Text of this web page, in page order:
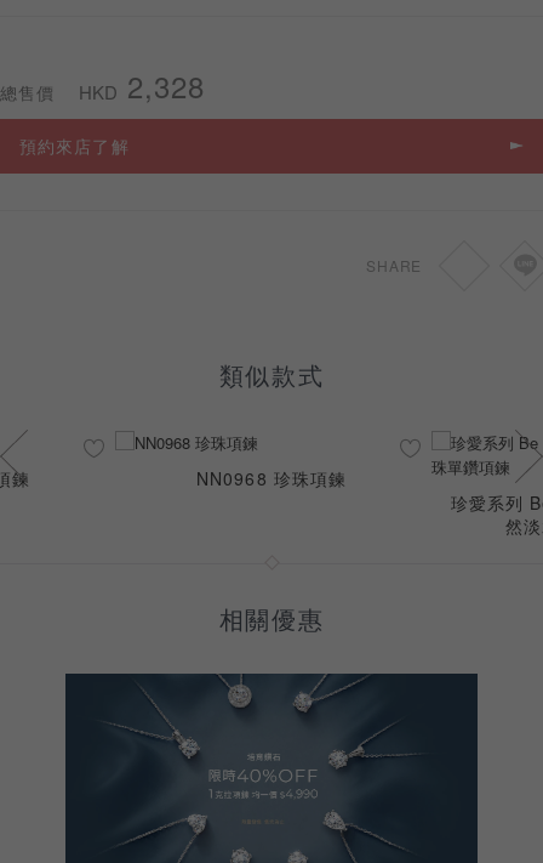
總售價 HKD 2,328
預約來店了解
SHARE
類似款式
鍊
NN0968 珍珠項鍊
珍愛系列
然
相關優惠